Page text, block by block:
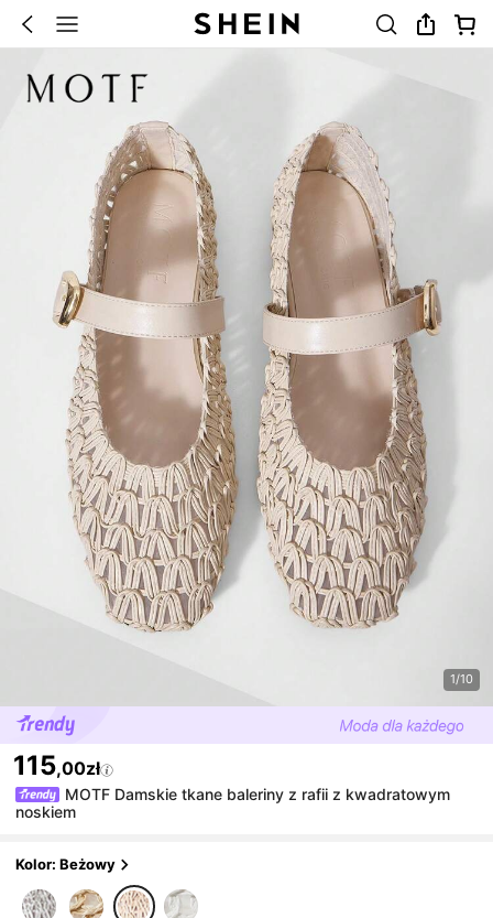
1/10
115,00zł
MOTF Damskie tkane baleriny z rafii z kwadratowym
noskiem
Kolor: Beżowy